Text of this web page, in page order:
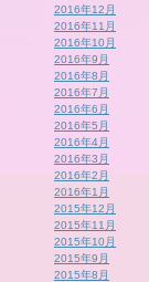
2016年12月
2016年11月
2016年10月
2016年9月
2016年8月
2016年7月
2016年6月
2016年5月
2016年4月
2016年3月
2016年2月
2016年1月
2015年12月
2015年11月
2015年10月
2015年9月
2015年8月